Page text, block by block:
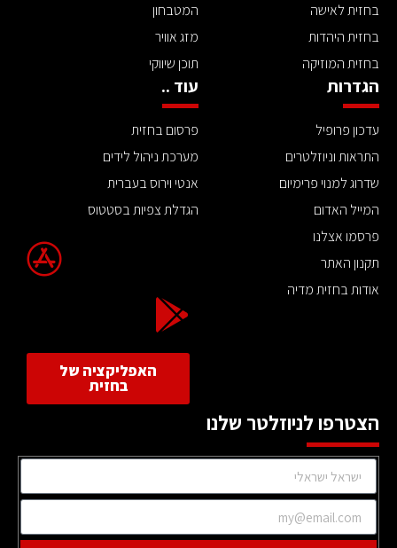
בחזית לאישה
בחזית היהדות
בחזית המוזיקה
המטבחון
מזג אוויר
תוכן שיווקי
הגדרות
עדכון פרופיל
התראות וניוזלטרים
שדרוג למנוי פרימיום
המייל האדום
פרסמו אצלנו
תקנון האתר
אודות בחזית מדיה
עוד ..
פרסום בחזית
מערכת ניהול לידים
אנטי וירוס בעברית
הגדלת צפיות בסטטוס
האפליקציה של
בחזית
הצטרפו לניוזלטר שלנו